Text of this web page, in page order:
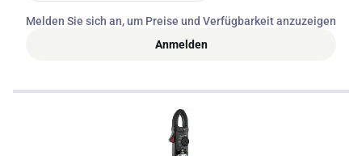
Melden Sie sich an, um Preise und Verfügbarkeit anzuzeigen
Anmelden